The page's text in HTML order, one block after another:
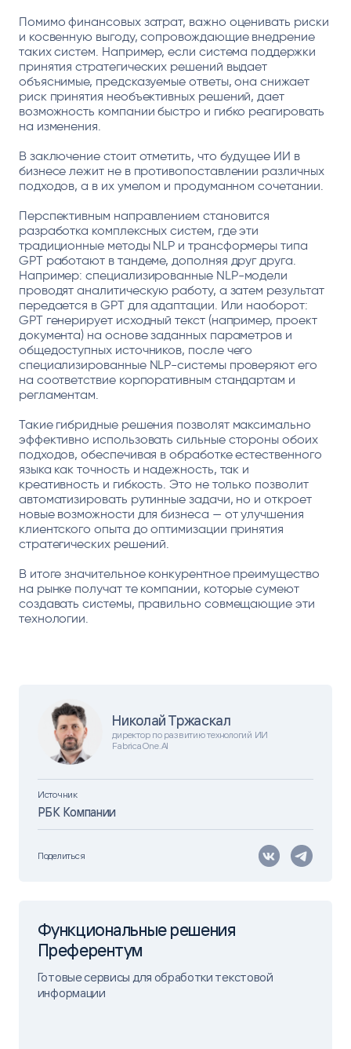
Николай Тржаскал
директор по развитию технологий ИИ
FabricaOne.AI
Источник
РБК Компании
Поделиться
Помимо финансовых затрат, важно оценивать риски
и косвенную выгоду, сопровождающие внедрение
таких систем. Например, если система поддержки
принятия стратегических решений выдает
объяснимые, предсказуемые ответы, она снижает
риск принятия необъективных решений, дает
возможность компании быстро и гибко реагировать
на изменения.
В заключение стоит отметить, что будущее ИИ в
бизнесе лежит не в противопоставлении различных
подходов, а в их умелом и продуманном сочетании.
Перспективным направлением становится
разработка комплексных систем, где эти
традиционные методы NLP и трансформеры типа
GPT работают в тандеме, дополняя друг друга.
Например: специализированные NLP-модели
проводят аналитическую работу, а затем результат
передается в GPT для адаптации. Или наоборот:
GPT генерирует исходный текст (например, проект
документа) на основе заданных параметров и
общедоступных источников, после чего
специализированные NLP-системы проверяют его
на соответствие корпоративным стандартам и
регламентам.
Такие гибридные решения позволят максимально
эффективно использовать сильные стороны обоих
подходов, обеспечивая в обработке естественного
языка как точность и надежность, так и
креативность и гибкость. Это не только позволит
автоматизировать рутинные задачи, но и откроет
новые возможности для бизнеса — от улучшения
клиентского опыта до оптимизации принятия
стратегических решений.
В итоге значительное конкурентное преимущество
на рынке получат те компании, которые сумеют
создавать системы, правильно совмещающие эти
технологии.
Функциональные решения
Преферентум
Готовые сервисы для обработки текстовой
информации